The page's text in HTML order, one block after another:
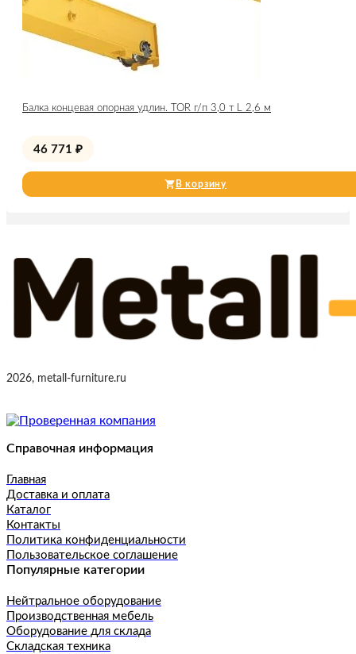
Балка концевая опорная удлин. TOR г/п 3,0 т L 2,6 м
46 771 ₽
В корзину
2026, metall-furniture.ru
Справочная информация
Главная
Доставка и оплата
Каталог
Контакты
Политика конфиденциальности
Пользовательское соглашение
Популярные категории
Нейтральное оборудование
Производственная мебель
Оборудование для склада
Складская техника